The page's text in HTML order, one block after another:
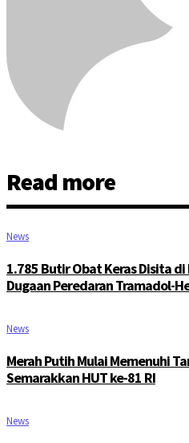
Read more
News
1.785 Butir Obat Keras Disita
Dugaan Peredaran Tramadol-
News
Merah Putih Mulai Memenuhi
Semarakkan HUT ke-81 RI
News